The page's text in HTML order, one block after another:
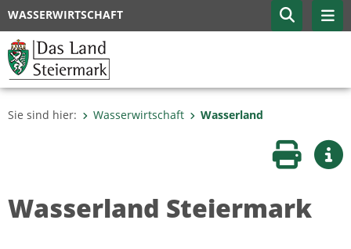
WASSERWIRTSCHAFT
Sie sind hier: Wasserwirtschaft Wasserland
Seite
Wasserland Steiermark